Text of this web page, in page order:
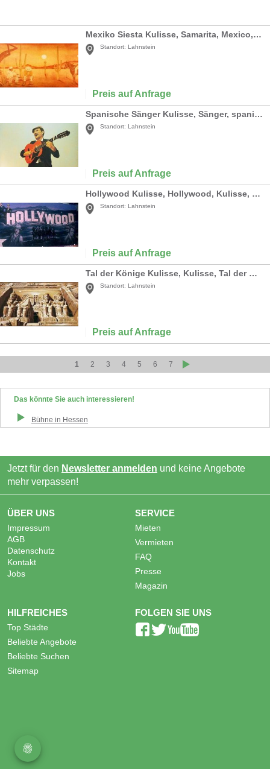
Mexiko Siesta Kulisse, Samarita, Mexico, Mexiko, Kulisse, Dekoration, Südamerika, Sombrero, Event, Messe, Veranstaltung
Standort: Lahnstein
Preis auf Anfrage
Spanische Sänger Kulisse, Sänger, spanisch, Spanien, Sängerkulisse, Gitarrenspieler, Gitarre, Dekoration, Minnesänger
Standort: Lahnstein
Preis auf Anfrage
Hollywood Kulisse, Hollywood, Kulisse, Hollywood Hills, Los Angeles, Dekoration, Stars, Walk of Fame, Event, Messe
Standort: Lahnstein
Preis auf Anfrage
Tal der Könige Kulisse, Kulisse, Tal der Könige, Orient, orientalisch, ägyptisch, Ägypten, Pyramide, Könige, Pharao
Standort: Lahnstein
Preis auf Anfrage
1 2 3 4 5 6 7
Das könnte Sie auch interessieren!
Bühne in Hessen
Jetzt für den Newsletter anmelden und keine Angebote
mehr verpassen!
ÜBER UNS
Impressum
AGB
Datenschutz
Kontakt
Jobs
SERVICE
Mieten
Vermieten
FAQ
Presse
Magazin
HILFREICHES
Top Städte
Beliebte Angebote
Beliebte Suchen
Sitemap
FOLGEN SIE UNS